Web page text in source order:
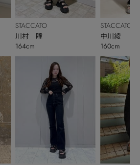
STACCATO
川村 瞳
164cm
STACCATO
中川綾
160cm